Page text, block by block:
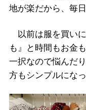
地が楽だから、毎
以前は服を買い
も』と時間もお金
一択なので悩んだ
方もシンプルにな